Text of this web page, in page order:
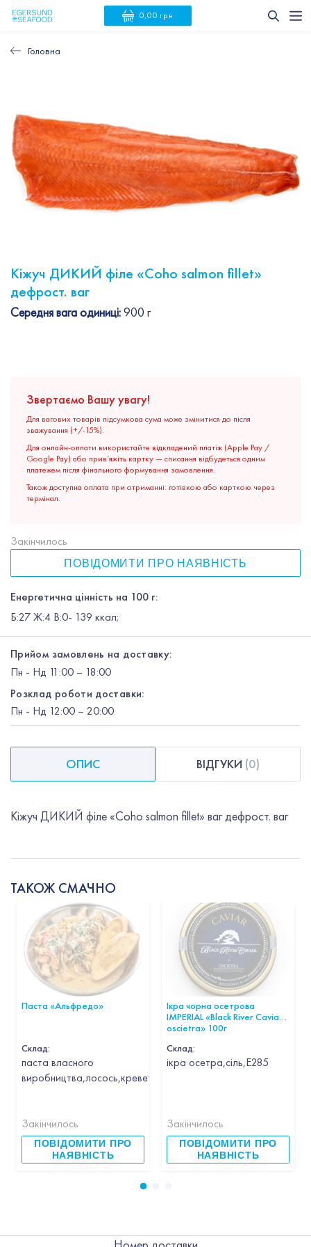
0,00 грн
Головна
Кіжуч ДИКИЙ філе «Сoho salmon fillet»
дефрост. ваг
Середня вага одиниці:900 г
Звертаємо Вашу увагу!
Для вагових товарів підсумкова сума може змінитися до після
зважування (+/-15%).
Для онлайн-оплати використайте відкладений платіж (Apple Pay /
Google Pay) або прив’яжіть картку — списання відбудеться одним
платежем після фінального формування замовлення.
Також доступна оплата при отриманні: готівкою або карткою через
термінал.
Енергетична цінність на 100 г:
Б:27 Ж:4 В:0- 139 ккал;
Закінчилось
ПОВІДОМИТИ ПРО НАЯВНІСТЬ
Прийом замовлень на доставку:
Пн - Нд 11:00 – 18:00
Розклад роботи доставки:
Пн - Нд 12:00 – 20:00
ОПИС ВІДГУКИ (0)
Кіжуч ДИКИЙ філе «Сoho salmon fillet» ваг дефрост. ваг
ТАКОЖ СМАЧНО
Паста «Альфредо»
Склад:
паста власного
Закінчилось
ПОВІДОМИТИ ПРО
НАЯВНІСТЬ
Ікра чорна осетрова
IMPERIAL «Black River Caviar
oscietra» 100г
Склад:
ікра осетра,сіль,Е285
Закінчилось
ПОВІДОМИТИ ПРО
НАЯВНІСТЬ